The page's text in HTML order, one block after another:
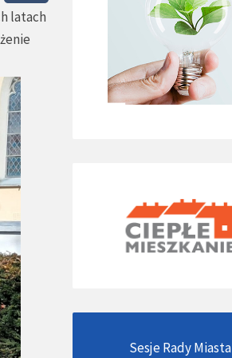
latach
Sesje Rady Miasta